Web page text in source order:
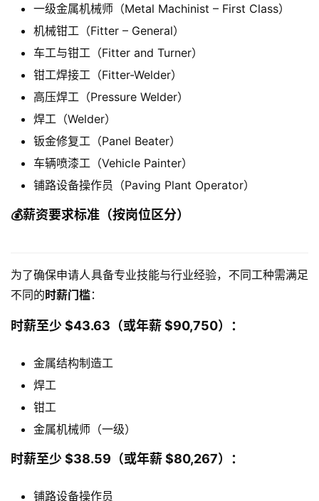
一级金属机械师（Metal Machinist – First Class）
机械钳工（Fitter – General）
车工与钳工（Fitter and Turner）
钳工焊接工（Fitter-Welder）
高压焊工（Pressure Welder）
焊工（Welder）
钣金修复工（Panel Beater）
车辆喷漆工（Vehicle Painter）
铺路设备操作员（Paving Plant Operator）
💰薪资要求标准（按岗位区分）
为了确保申请人具备专业技能与行业经验，不同工种需满足
不同的时薪门槛：
时薪至少 $43.63（或年薪 $90,750）：
金属结构制造工
焊工
钳工
金属机械师（一级）
时薪至少 $38.59（或年薪 $80,267）：
铺路设备操作员